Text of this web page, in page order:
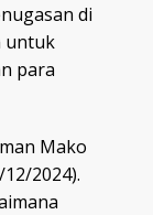
di
untuk
para
Mako
2024).